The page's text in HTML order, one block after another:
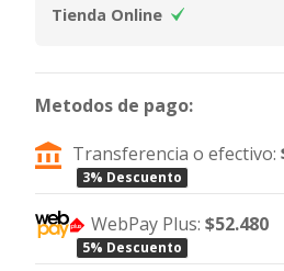
Tienda Online
Metodos de pago:
Transferencia o efectivo:
3% Descuento
WebPay Plus:$52.480
5% Descuento